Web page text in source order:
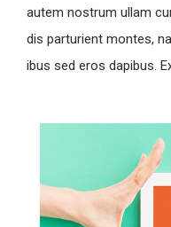
autem nostrum ullam
dis parturient montes,
ibus sed eros dapibus.